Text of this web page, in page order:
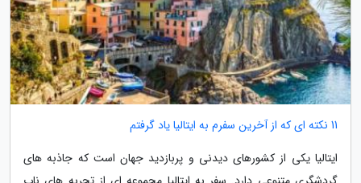
11 نکته ای که از آخرین سفرم به ایتالیا یاد گرفتم
ایتالیا یکی از کشورهای دیدنی و پربازدید جهان است که جاذبه های